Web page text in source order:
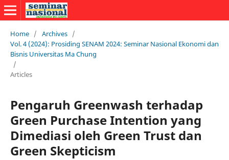
Home / Archives /
Vol. 4 (2024): Prosiding SENAM 2024: Seminar Nasional Ekonomi dan
Bisnis Universitas Ma Chung
/
Articles
Pengaruh Greenwash terhadap
Green Purchase Intention yang
Dimediasi oleh Green Trust dan
Green Skepticism